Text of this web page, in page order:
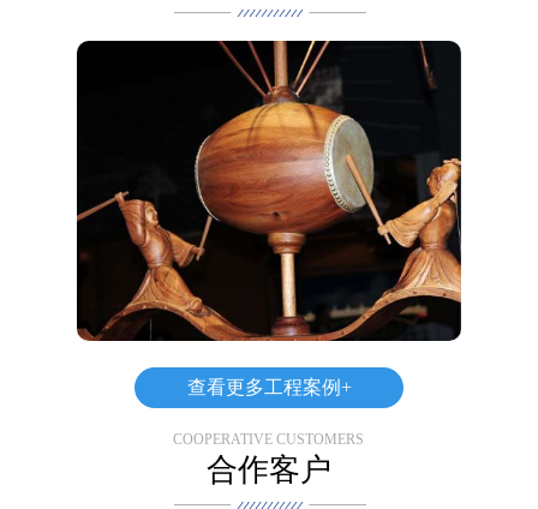
查看更多工程案例+
COOPERATIVE CUSTOMERS
合作客户